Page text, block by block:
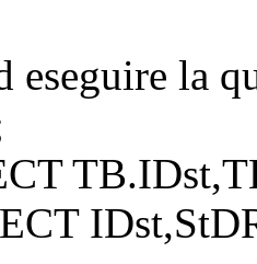
eseguire la